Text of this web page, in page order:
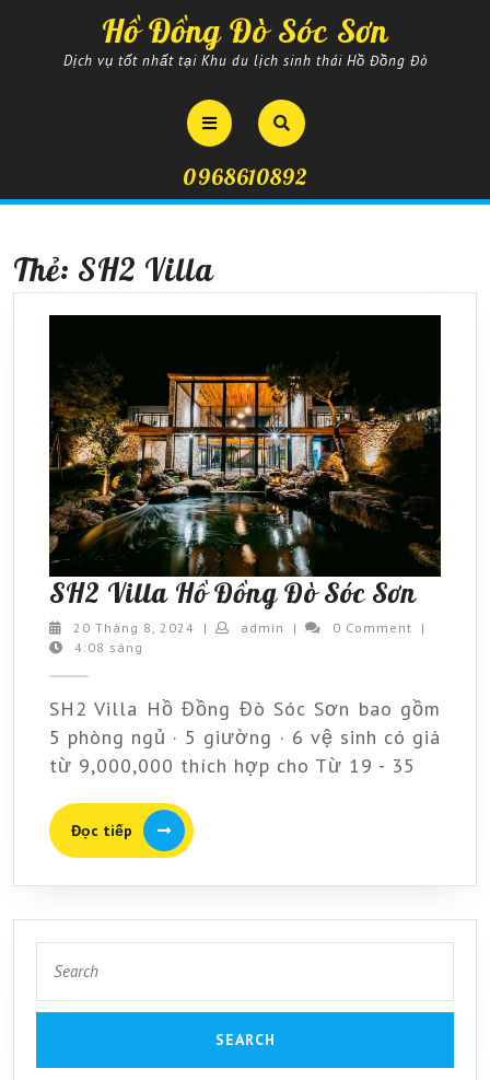
Hồ Đồng Đò Sóc Sơn
Dịch vụ tốt nhất tại Khu du lịch sinh thái Hồ Đồng Đò
Open
Button
0968610892
Thẻ: SH2 Villa
SH2 Villa Hồ Đồng Đò Sóc SơnSH2
Villa
Đò
Sóc
20 Tháng 8, 2024 20| admin admin
| 0 Comment
|
4:08 sáng
SH2 Villa Hồ Đồng Đò Sóc Sơn bao gồm
5 phòng ngủ · 5 giường · 6 vệ sinh có giá
từ 9,000,000 thích hợp cho Từ 19 - 35
Đọc tiếp
Đọc
tiếp
for: